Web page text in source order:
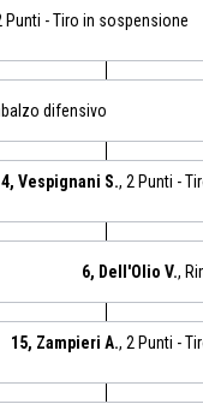
Punti - Tiro in sospensione
difensivo
4, Vespignani S., 2 Punti -
6, Dell'Olio V.,
15, Zampieri A., 2 Punti -